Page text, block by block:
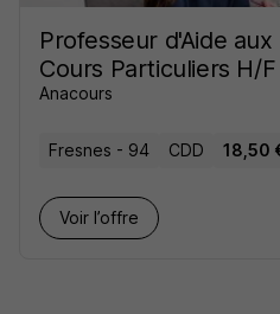
Professeur d'Aide
Cours Particuliers H/F
Anacours
Fresnes - 94 CDD 18,50
Voir l’offre